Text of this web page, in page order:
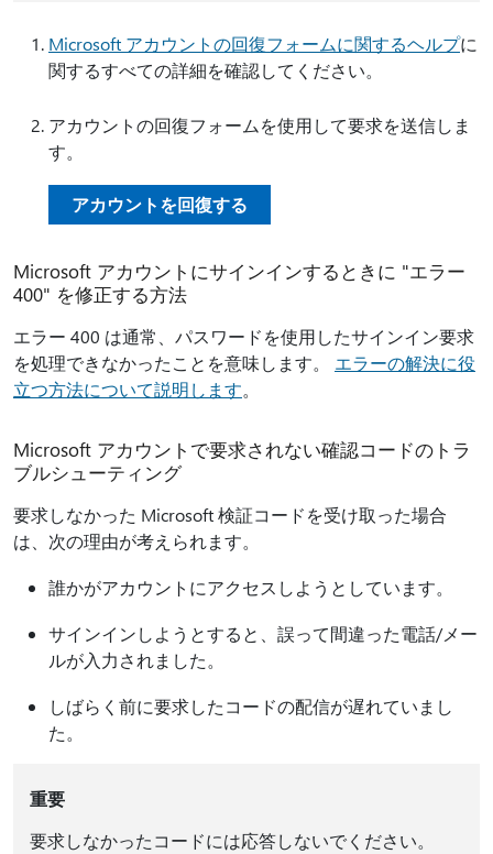
Microsoft アカウントの回復フォームに関するヘルプに
関するすべての詳細を確認してください。
アカウントの回復フォームを使用して要求を送信しま
す。
アカウントを回復する
Microsoft アカウントにサインインするときに "エラー
400" を修正する方法
エラー 400 は通常、パスワードを使用したサインイン要求
を処理できなかったことを意味します。 エラーの解決に役
立つ方法について説明します。
Microsoft アカウントで要求されない確認コードのトラ
ブルシューティング
要求しなかった Microsoft 検証コードを受け取った場合
は、次の理由が考えられます。
誰かがアカウントにアクセスしようとしています。
サインインしようとすると、誤って間違った電話/メー
ルが入力されました。
しばらく前に要求したコードの配信が遅れていまし
た。
重要
要求しなかったコードには応答しないでください。